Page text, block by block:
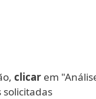
clicar em
solicitadas